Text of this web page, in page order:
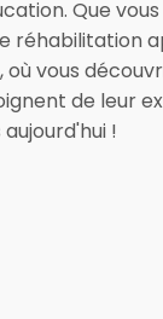
Que
réhabilitation
vous
de leur
!